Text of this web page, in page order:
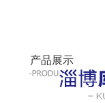
产品展示